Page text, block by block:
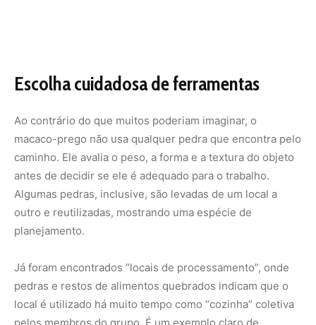
Escolha cuidadosa de ferramentas
Ao contrário do que muitos poderiam imaginar, o
macaco-prego não usa qualquer pedra que encontra pelo
caminho. Ele avalia o peso, a forma e a textura do objeto
antes de decidir se ele é adequado para o trabalho.
Algumas pedras, inclusive, são levadas de um local a
outro e reutilizadas, mostrando uma espécie de
planejamento.
Já foram encontrados “locais de processamento”, onde
pedras e restos de alimentos quebrados indicam que o
local é utilizado há muito tempo como “cozinha” coletiva